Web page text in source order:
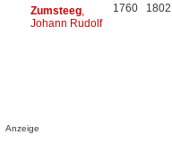
Zumsteeg,
Johann Rudolf
1760 1802
Anzeige